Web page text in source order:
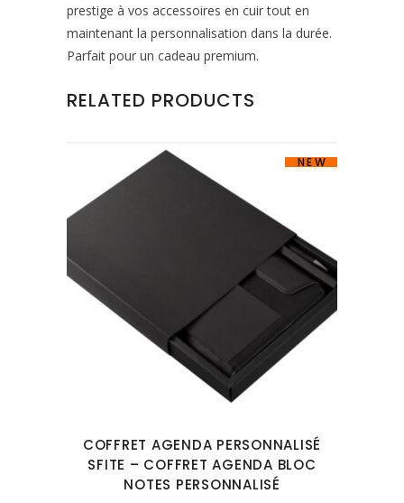
prestige à vos accessoires en cuir tout en
maintenant la personnalisation dans la durée.
Parfait pour un cadeau premium.
RELATED PRODUCTS
NEW
COFFRET AGENDA PERSONNALISÉ
SFITE – COFFRET AGENDA BLOC
NOTES PERSONNALISÉ